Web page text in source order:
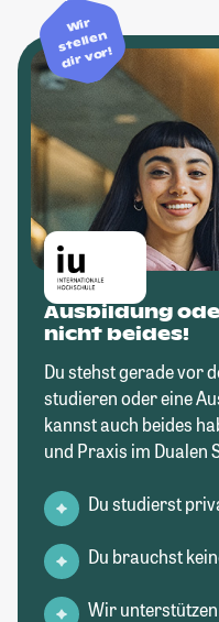
Wir
stellen
dir vor!
Ausbildung
nicht beides!
Du stehst gerade vor
studieren oder eine
kannst auch beides
und Praxis im Dualen
Du studierst
Du brauchst
Wir unterstützen